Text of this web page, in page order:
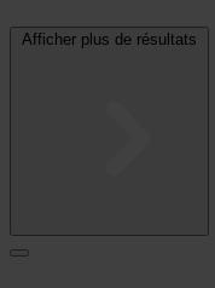
Afficher plus de résultats